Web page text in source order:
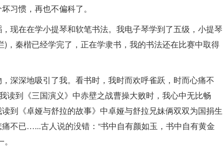
习惯，再也不偏科了。
现在在学小提琴和软笔书法。我电子琴学到了五级，小提琴
，秦楷已经学完了，正在学隶书，我的书法还在比赛中取得
深深地吸引了我。看书时，我时而欢呼雀跃，时而心痛不
读到《三国演义》中赤壁之战曹操大败时，我心中无比畅
到《卓娅与舒拉的故事》中卓娅与舒拉兄妹俩双双为国捐生
不已…...古人说的没错：“书中自有颜如玉，书中自有黄金